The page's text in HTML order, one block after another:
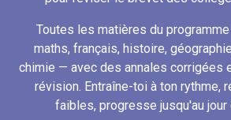
Toutes les matières du
maths, français, histoire,
chimie — avec des annales corrigées
révision. Entraîne-toi à ton rythme,
faibles, progresse jusqu'au jour